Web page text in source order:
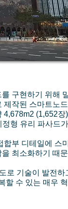
구현하기 위해
작된 스마트노
(1,652
형 유리 파사드
부 디테일에
최소화하기 때
로 기술이 발전
할 수 있는 매우